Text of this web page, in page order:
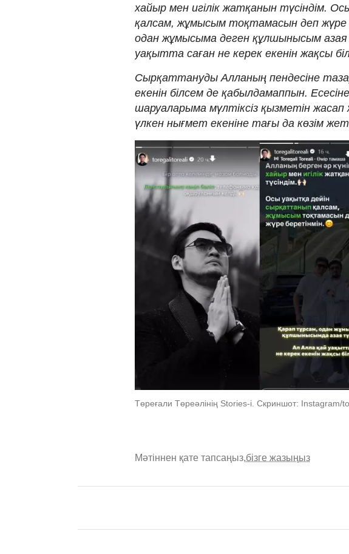
хайыр мен игілік жатқанын түсіндім.
қалсам, жұмысым тоқтамасын деп жүре
одан жұмысыма деген құлшынысым
уақытта саған не керек екенін жақсы
Сырқаттануды Алланың пендесіне
екенін білсем де қабылдамаппын.
шаруаларыма мүлтіксіз қызметін
үлкен нығмет екеніне тағы да көзім
Төреғали Төреәлінің Stories-i. Скриншот: Instagram/
Мәтіннен қате тапсаңыз,бізге жазыңыз